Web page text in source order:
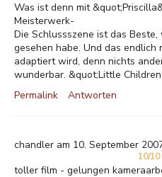
Was ist denn mit
Meisterwerk-
Die Schlussszene ist das
gesehen habe. Und das endlich
adaptiert wird, denn nichts
wunderbar. &quot;Little
Permalink
Antworten
chandler am 10. September
10/10
toller film - gelungen